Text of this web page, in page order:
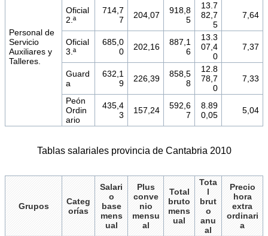
Personal de
Servicio
Auxiliares y
Talleres.
Oficial
2.ª
714,7
7
204,07
918,8
5
13.7
82,7
5
7,64
Oficial
3.ª
685,0
0
202,16
887,1
6
13.3
07,4
0
7,37
Guard
a
632,1
9
226,39
858,5
8
12.8
78,7
0
7,33
Peón
Ordin
ario
435,4
3
157,24
592,6
7
8.89
0,05
5,04
Tablas salariales provincia de Cantabria 2010
Grupos
Categ
orías
Salari
o
base
mens
ual
Plus
conve
nio
mensu
al
Total
bruto
mens
ual
Tota
l
brut
o
anu
al
Precio
hora
extra
ordinari
a